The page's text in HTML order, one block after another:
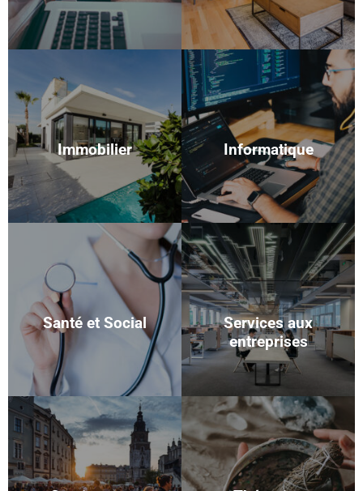
Immobilier Informatique
Santé et Social
Services aux
entreprises